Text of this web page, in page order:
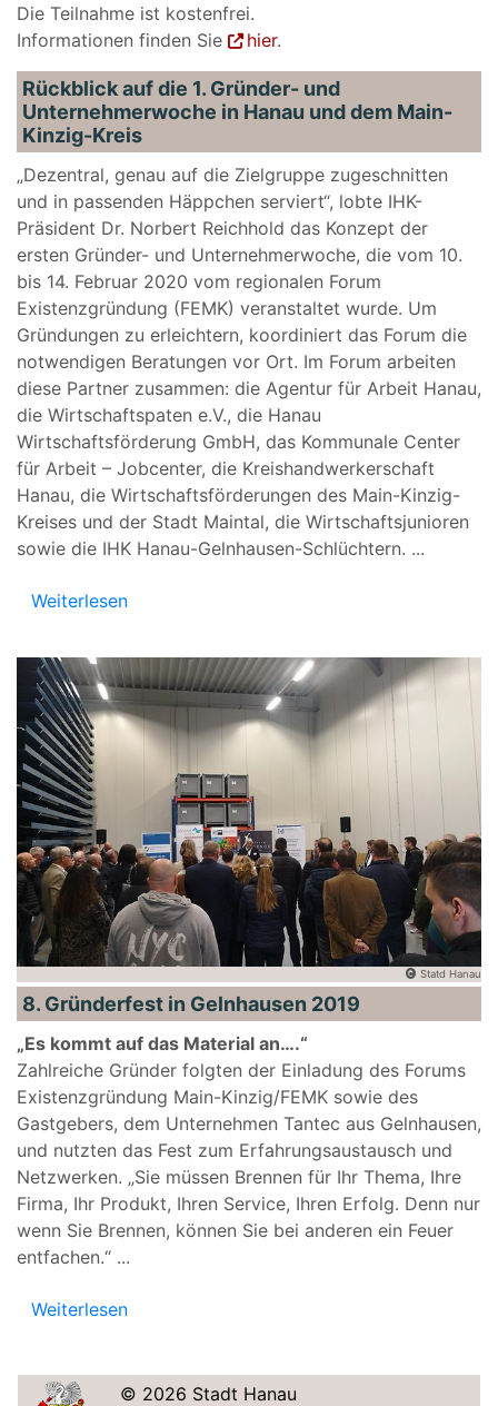
Die Teilnahme ist kostenfrei.
Informationen finden Sie
hier.
Rückblick auf die 1. Gründer- und
Unternehmerwoche in Hanau und dem Main-
Kinzig-Kreis
„Dezentral, genau auf die Zielgruppe zugeschnitten
und in passenden Häppchen serviert“, lobte IHK-
Präsident Dr. Norbert Reichhold das Konzept der
ersten Gründer- und Unternehmerwoche, die vom 10.
bis 14. Februar 2020 vom regionalen Forum
Existenzgründung (FEMK) veranstaltet wurde. Um
Gründungen zu erleichtern, koordiniert das Forum die
notwendigen Beratungen vor Ort. Im Forum arbeiten
diese Partner zusammen: die Agentur für Arbeit Hanau,
die Wirtschaftspaten e.V., die Hanau
Wirtschaftsförderung GmbH, das Kommunale Center
für Arbeit – Jobcenter, die Kreishandwerkerschaft
Hanau, die Wirtschaftsförderungen des Main-Kinzig-
Kreises und der Stadt Maintal, die Wirtschaftsjunioren
sowie die IHK Hanau-Gelnhausen-Schlüchtern. ...
Weiterlesen
Statd Hanau
8. Gründerfest in Gelnhausen 2019
„Es kommt auf das Material an….“
Zahlreiche Gründer folgten der Einladung des Forums
Existenzgründung Main-Kinzig/FEMK sowie des
Gastgebers, dem Unternehmen Tantec aus Gelnhausen,
und nutzten das Fest zum Erfahrungsaustausch und
Netz­werken. „Sie müssen Brennen für Ihr Thema, Ihre
Firma, Ihr Produkt, Ihren Service, Ihren Erfolg. Denn nur
wenn Sie Brennen, können Sie bei anderen ein Feuer
entfachen.“ ...
Weiterlesen
© 2026 Stadt Hanau